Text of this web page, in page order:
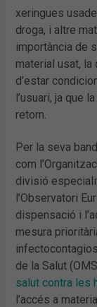
xeringues
droga, i altre
importància de
material usat,
d’estar
l’usuari, ja que
retorn.
Per la seva
com
divisió
l’Observatori
dispensació i
mesura
de la Salut
salut contra les
l’accés a